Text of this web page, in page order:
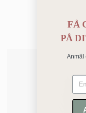
FÅ
PÅ
Anmäl
Email